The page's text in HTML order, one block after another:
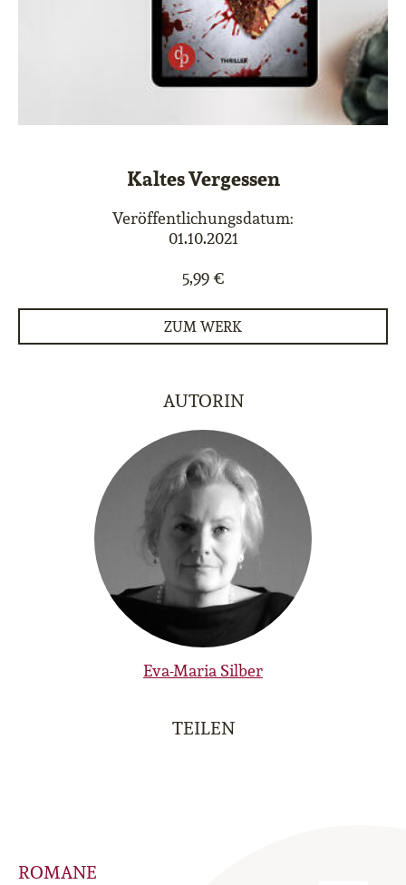
Kaltes Vergessen
Veröffentlichungsdatum:
01.10.2021
5,99 €
ZUM WERK
AUTORIN
Eva-Maria Silber
TEILEN
ROMANE